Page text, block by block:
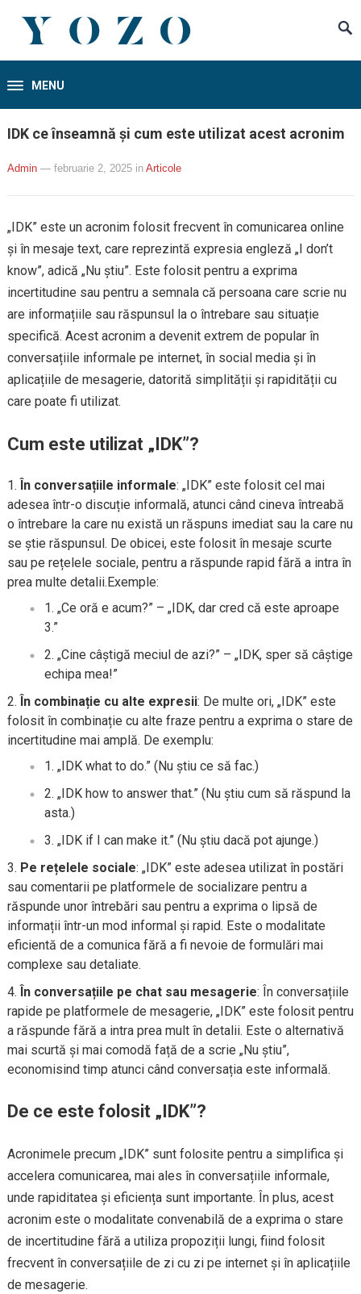
MENU
IDK ce înseamnă și cum este utilizat acest acronim
Admin — februarie 2, 2025 in Articole
„IDK” este un acronim folosit frecvent în comunicarea online
și în mesaje text, care reprezintă expresia engleză „I don’t
know”, adică „Nu știu”. Este folosit pentru a exprima
incertitudine sau pentru a semnala că persoana care scrie nu
are informațiile sau răspunsul la o întrebare sau situație
specifică. Acest acronim a devenit extrem de popular în
conversațiile informale pe internet, în social media și în
aplicațiile de mesagerie, datorită simplității și rapidității cu
care poate fi utilizat.
Cum este utilizat „IDK”?
În conversațiile informale: „IDK” este folosit cel mai
adesea într-o discuție informală, atunci când cineva întreabă
o întrebare la care nu există un răspuns imediat sau la care nu
se știe răspunsul. De obicei, este folosit în mesaje scurte
sau pe rețelele sociale, pentru a răspunde rapid fără a intra în
prea multe detalii.Exemple:
„Ce oră e acum?” – „IDK, dar cred că este aproape
3.”
„Cine câștigă meciul de azi?” – „IDK, sper să câștige
echipa mea!”
În combinație cu alte expresii: De multe ori, „IDK” este
folosit în combinație cu alte fraze pentru a exprima o stare de
incertitudine mai amplă. De exemplu:
„IDK what to do.” (Nu știu ce să fac.)
„IDK how to answer that.” (Nu știu cum să răspund la
asta.)
„IDK if I can make it.” (Nu știu dacă pot ajunge.)
Pe rețelele sociale: „IDK” este adesea utilizat în postări
sau comentarii pe platformele de socializare pentru a
răspunde unor întrebări sau pentru a exprima o lipsă de
informații într-un mod informal și rapid. Este o modalitate
eficientă de a comunica fără a fi nevoie de formulări mai
complexe sau detaliate.
În conversațiile pe chat sau mesagerie: În conversațiile
rapide pe platformele de mesagerie, „IDK” este folosit pentru
a răspunde fără a intra prea mult în detalii. Este o alternativă
mai scurtă și mai comodă față de a scrie „Nu știu”,
economisind timp atunci când conversația este informală.
De ce este folosit „IDK”?
Acronimele precum „IDK” sunt folosite pentru a simplifica și
accelera comunicarea, mai ales în conversațiile informale,
unde rapiditatea și eficiența sunt importante. În plus, acest
acronim este o modalitate convenabilă de a exprima o stare
de incertitudine fără a utiliza propoziții lungi, fiind folosit
frecvent în conversațiile de zi cu zi pe internet și în aplicațiile
de mesagerie.